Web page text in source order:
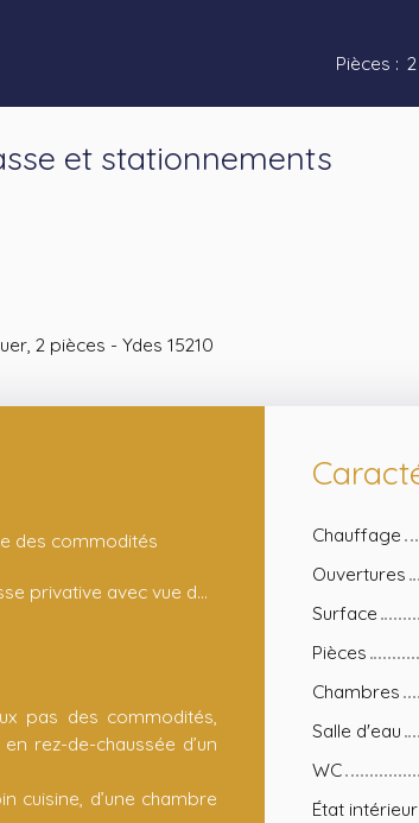
Pièces : 2
et stationnements
2 pièces - Ydes 15210
des commodités
Terrasse privative avec vue dégagée
pas des commodités,
rez-de-chaussée d’un
cuisine, d’une chambre
Chauffage
Ouvertures
Surface
Pièces
Chambres
Salle d'eau
WC
État intérieur